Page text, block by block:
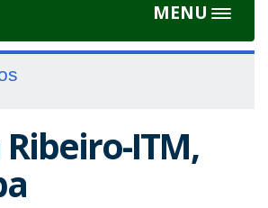
MENU
Toggle
ITM,